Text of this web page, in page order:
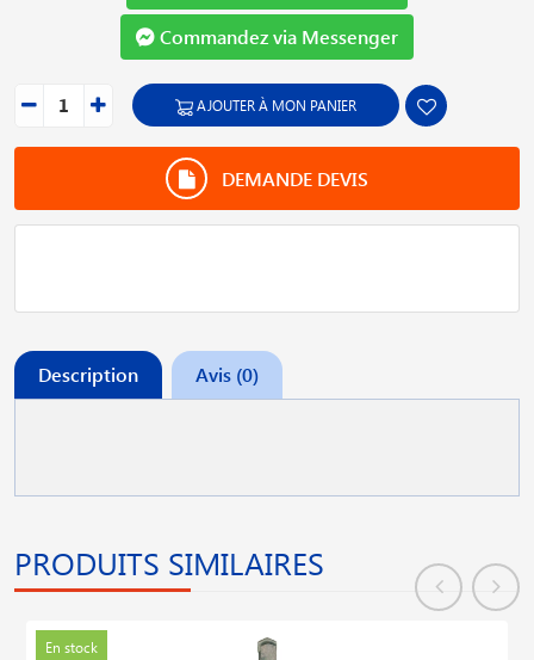
Commandez via Messenger
AJOUTER À MON PANIER
DEMANDE DEVIS
Description Avis (0)
PRODUITS SIMILAIRES
En stock